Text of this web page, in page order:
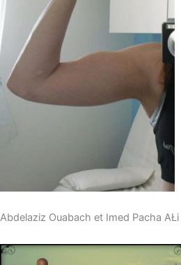
Abdelaziz Ouabach et Imed Pacha AŁi